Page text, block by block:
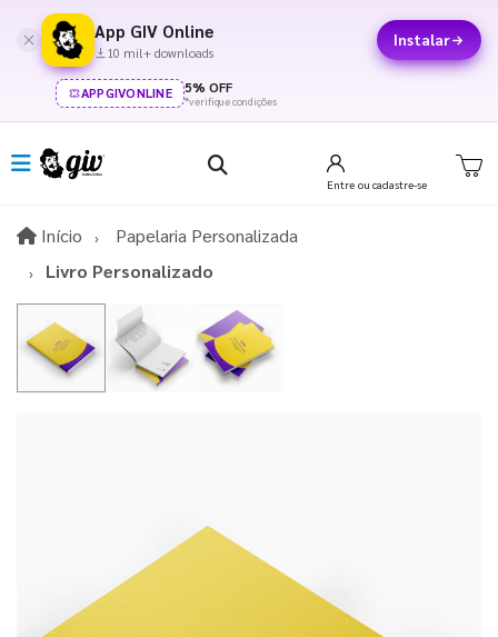
App GIV Online
10 mil+ downloads
Instalar
APPGIVONLINE 5% OFF
*verifique condições
Entre ou cadastre-se
Início InícioPapelaria Personalizada
Livro Personalizado